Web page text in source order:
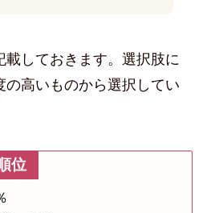
載しておきます。選択肢に
の高いものから選択してい
位